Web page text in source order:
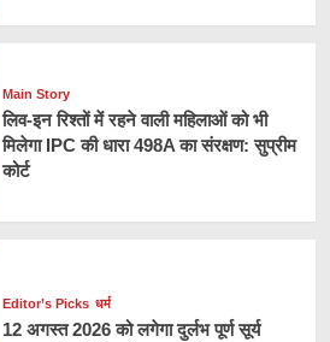
Main Story
लिव-इन रिश्तों में रहने वाली महिलाओं को भी
मिलेगा IPC की धारा 498A का संरक्षण: सुप्रीम
कोर्ट
Editor’s Picks धर्म
12 अगस्त 2026 को लगेगा दुर्लभ पूर्ण सूर्य